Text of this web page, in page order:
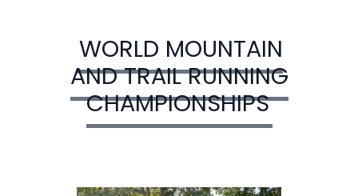
WORLD MOUNTAIN
AND TRAIL RUNNING
CHAMPIONSHIPS